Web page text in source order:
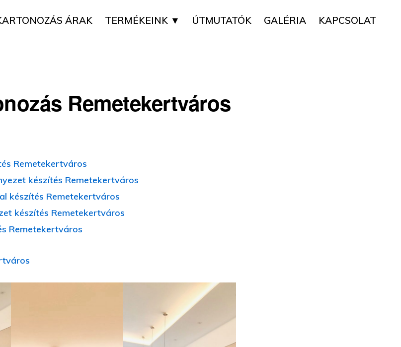
ÁRAK TERMÉKEINK ▼ ÚTMUTATÓK GALÉRIA KAPCSOLAT
Remetekertváros
Remetekertváros
készítés Remetekertváros
készítés Remetekertváros
készítés Remetekertváros
Remetekertváros